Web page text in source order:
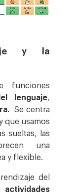
y la
funciones
lenguaje,
. Se centra
que usamos
sueltas, las
una
y flexible.
del